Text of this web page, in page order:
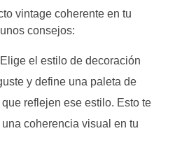
vintage coherente en tu
consejos:
el estilo de decoración
y define una paleta de
reflejen ese estilo. Esto te
coherencia visual en tu